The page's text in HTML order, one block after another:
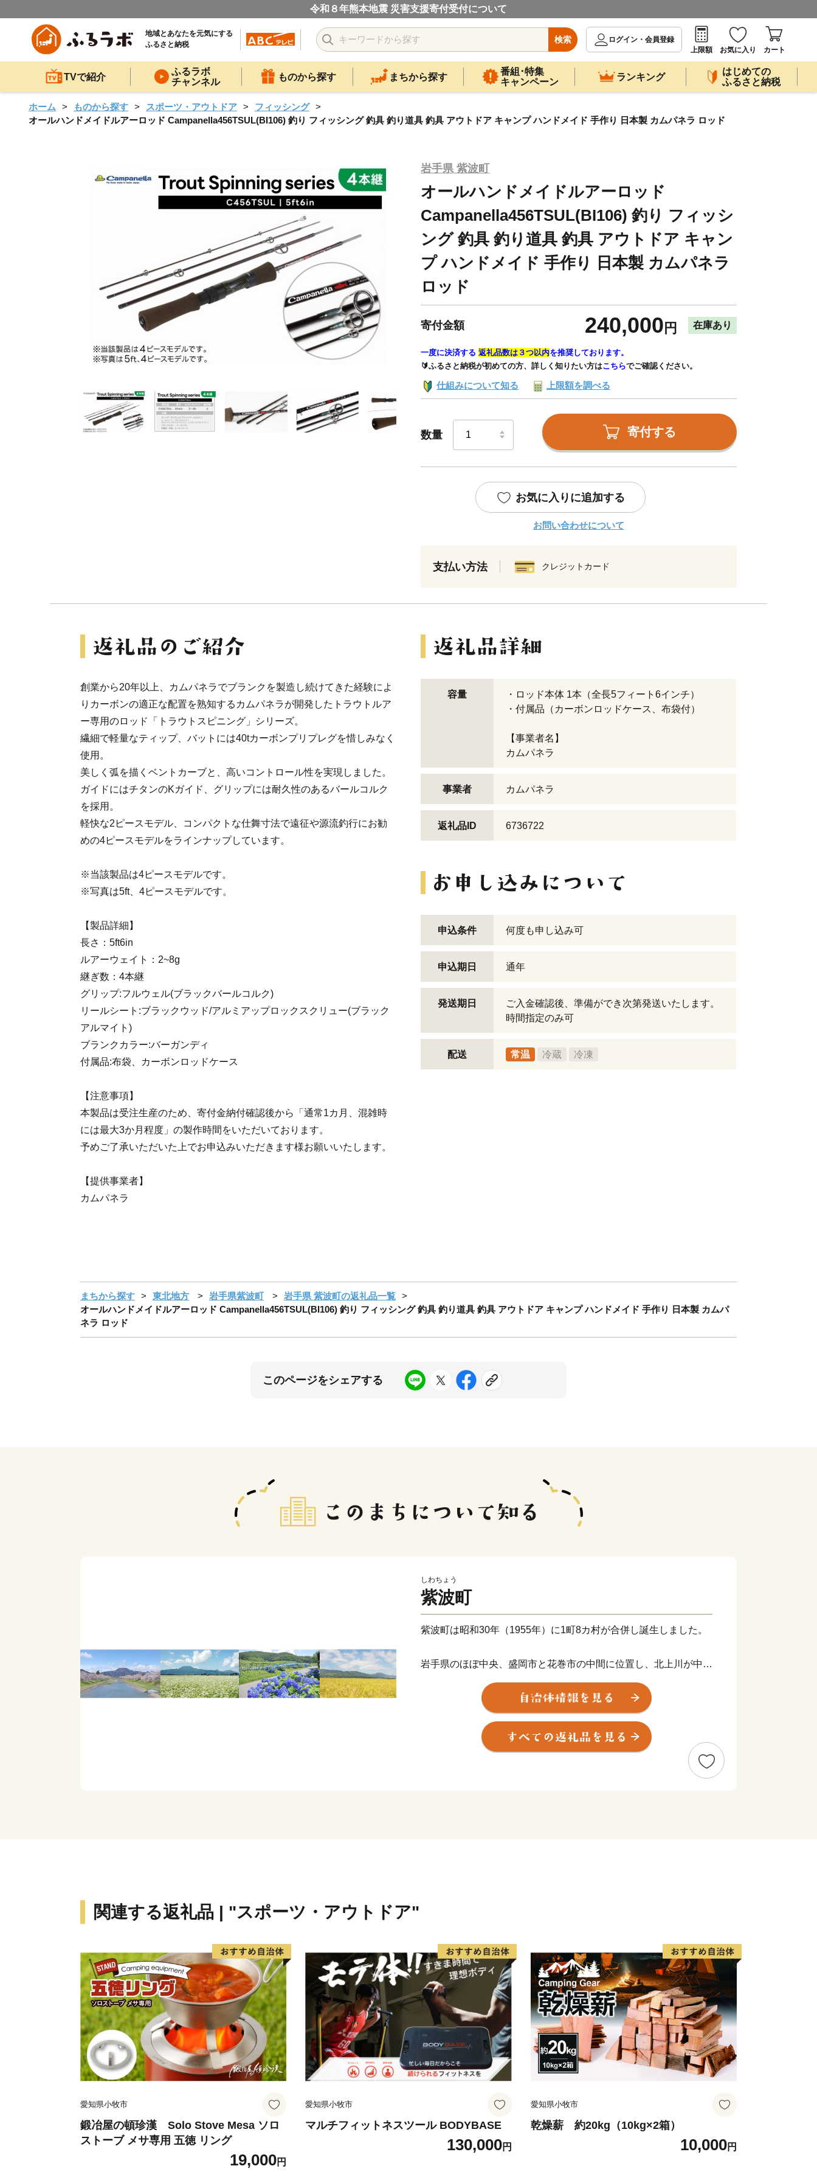
令和８年熊本地震 災害支援寄付受付について
地域とあなたを元気にする
ふるさと納税
検索
ログイン・会員登録
上限額
お気に入り カート
TVで紹介
ふるラボ
チャンネル
ものから探す まちから探す
番組･特集
キャンペーン
ランキング
はじめての
ふるさと納税
ホーム ものから探す スポーツ・アウトドア
フィッシング
オールハンドメイドルアーロッド Campanella456TSUL(BI106) 釣り フィッシング 釣具 釣り道具 釣具 アウトドア キャンプ ハンドメイド 手作り 日本製 カムパネラ ロッド
岩手県 紫波町
オールハンドメイドルアーロッド
Campanella456TSUL(BI106) 釣り フィッシ
ング 釣具 釣り道具 釣具 アウトドア キャン
プ ハンドメイド 手作り 日本製 カムパネラ
ロッド
寄付金額 240,000 円 在庫あり
一度に決済する 返礼品数は３つ以内を推奨しております。
🔰ふるさと納税が初めての方、詳しく知りたい方はこちらでご確認ください。
仕組みについて知る 上限額を調べる
数量 寄付する
お気に入りに追加する
お問い合わせについて
支払い方法 クレジットカード
創業から20年以上、カムパネラでブランクを製造し続けてきた経験によ
りカーボンの適正な配置を熟知するカムパネラが開発したトラウトルア
ー専用のロッド「トラウトスピニング」シリーズ。
繊細で軽量なティップ、バットには40tカーボンプリプレグを惜しみなく
使用。
美しく弧を描くベントカーブと、高いコントロール性を実現しました。
ガイドにはチタンのKガイド、グリップには耐久性のあるバールコルク
を採用。
軽快な2ピースモデル、コンパクトな仕舞寸法で遠征や源流釣行にお勧
めの4ピースモデルをラインナップしています。
※当該製品は4ピースモデルです。
※写真は5ft、4ピースモデルです。
【製品詳細】
長さ：5ft6in
ルアーウェイト：2~8g
継ぎ数：4本継
グリップ:フルウェル(ブラックバールコルク)
リールシート:ブラックウッド/アルミアップロックスクリュー(ブラック
アルマイト)
ブランクカラー:バーガンディ
付属品:布袋、カーボンロッドケース
【注意事項】
本製品は受注生産のため、寄付金納付確認後から「通常1カ月、混雑時
には最大3か月程度」の製作時間をいただいております。
予めご了承いただいた上でお申込みいただきます様お願いいたします。
【提供事業者】
カムパネラ
容量
・ロッド本体 1本（全長5フィート6インチ）
・付属品（カーボンロッドケース、布袋付）
【事業者名】
カムパネラ
事業者 カムパネラ
返礼品ID 6736722
申込条件 何度も申し込み可
申込期日 通年
発送期日
ご入金確認後、準備ができ次第発送いたします。
時間指定のみ可
配送 常温 冷蔵 冷凍
まちから探す 東北地方 岩手県紫波町
岩手県 紫波町の返礼品一覧
オールハンドメイドルアーロッド Campanella456TSUL(BI106) 釣り フィッシング 釣具 釣り道具 釣具 アウトドア キャンプ ハンドメイド 手作り 日本製 カムパ
ネラ ロッド
このページをシェアする
しわちょう
紫波町
紫波町は昭和30年（1955年）に1町8カ村が合併し誕生しました。
岩手県のほぼ中央、盛岡市と花巻市の中間に位置し、北上川が中央
を流れ、東は北上高地、西は奥羽山脈までの総面積238.98平方キ
ロメートルの町です。
国道4号など6本の幹線が町を南北に走り、インターチェンジや3つ
の駅があるなど、交通の便に恵まれています。
町は、大きく分けて中央部、東部、西部の各地域に区分されます。
関連する返礼品 | "スポーツ・アウトドア"
愛知県小牧市
鍛冶屋の頓珍漢 Solo Stove Mesa ソロ
ストーブ メサ専用 五徳 リング
19,000円
愛知県小牧市
マルチフィットネスツール BODYBASE
130,000円
愛知県小牧市
乾燥薪 約20kg（10kg×2箱）
10,000円